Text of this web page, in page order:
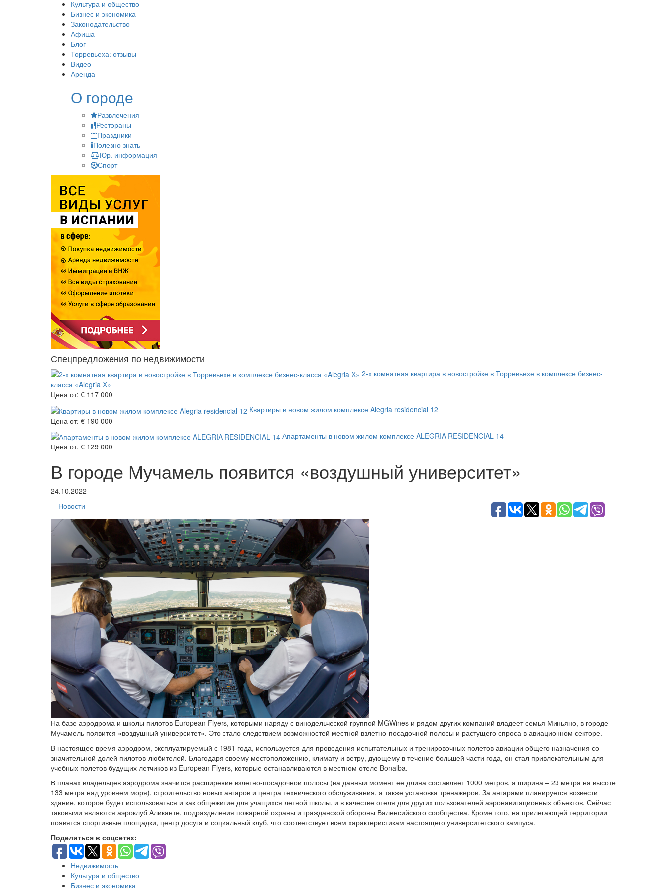
Культура и общество
Бизнес и экономика
Законодательство
Афиша
Блог
Торревьеха: отзывы
Видео
Аренда
О городе
Развлечения
Рестораны
Праздники
Полезно знать
Юр. информация
Спорт
Спецпредложения по недвижимости
2-х комнатная квартира в новостройке в Торревьехе в комплексе бизнес-
класса «Alegria X»
Цена от: € 117 000
Квартиры в новом жилом комплексе Alegria residencial 12
Цена от: € 190 000
Апартаменты в новом жилом комплексе ALEGRIA RESIDENCIAL 14
Цена от: € 129 000
В городе Мучамель появится «воздушный университет»
24.10.2022
Новости
На базе аэродрома и школы пилотов European Flyers, которыми наряду с винодельческой группой MGWines и рядом других компаний владеет семья Миньяно, в городе
Мучамель появится «воздушный университет». Это стало следствием возможностей местной взлетно-посадочной полосы и растущего спроса в авиационном секторе.
В настоящее время аэродром, эксплуатируемый с 1981 года, используется для проведения испытательных и тренировочных полетов авиации общего назначения со
значительной долей пилотов-любителей. Благодаря своему местоположению, климату и ветру, дующему в течение большей части года, он стал привлекательным для
учебных полетов будущих летчиков из European Flyers, которые останавливаются в местном отеле Bonalba.
В планах владельцев аэродрома значится расширение взлетно-посадочной полосы (на данный момент ее длина составляет 1000 метров, а ширина – 23 метра на высоте
133 метра над уровнем моря), строительство новых ангаров и центра технического обслуживания, а также установка тренажеров. За ангарами планируется возвести
здание, которое будет использоваться и как общежитие для учащихся летной школы, и в качестве отеля для других пользователей аэронавигационных объектов. Сейчас
таковыми являются аэроклуб Аликанте, подразделения пожарной охраны и гражданской обороны Валенсийского сообщества. Кроме того, на прилегающей территории
появятся спортивные площадки, центр досуга и социальный клуб, что соответствует всем характеристикам настоящего университетского кампуса.
Поделиться в соцсетях:
Недвижимость
Культура и общество
Бизнес и экономика